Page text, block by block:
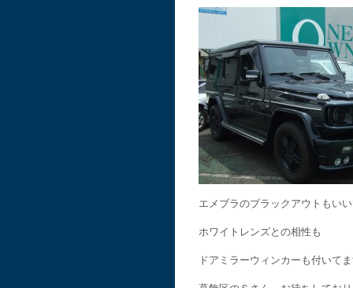
エメブラのブラックアウトもいい
ホワイトレンズとの相性も
ドアミラーウィンカーも付いて